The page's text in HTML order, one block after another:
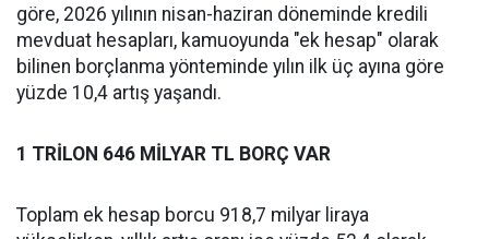
göre, 2026 yılının nisan-haziran döneminde kredili
mevduat hesapları, kamuoyunda "ek hesap" olarak
bilinen borçlanma yönteminde yılın ilk üç ayına göre
yüzde 10,4 artış yaşandı.
1 TRİLON 646 MİLYAR TL BORÇ VAR
Toplam ek hesap borcu 918,7 milyar liraya